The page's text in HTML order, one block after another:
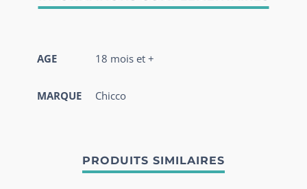
AGE 18 mois et +
MARQUE Chicco
PRODUITS SIMILAIRES